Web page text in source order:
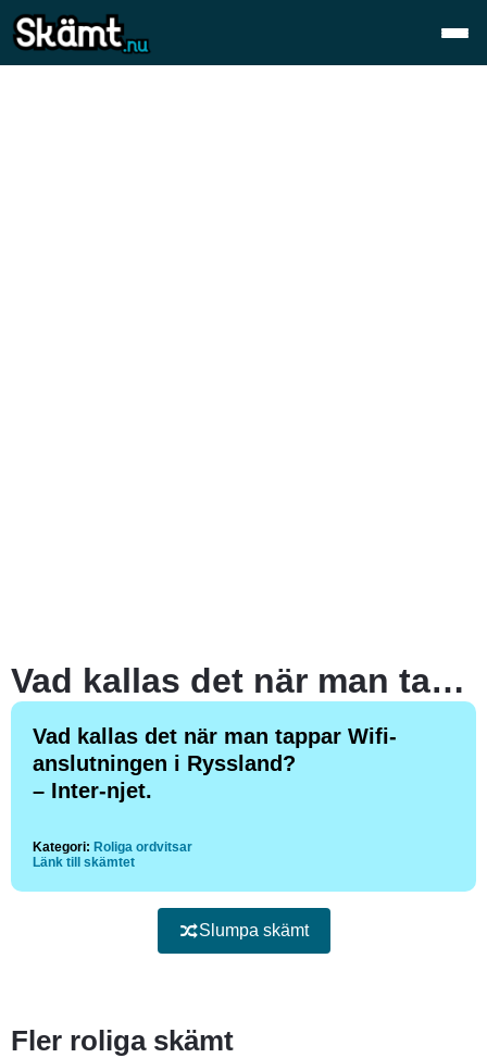
Vad kallas det när man tappar Wifi-anslutningen i Ryssland?
Vad kallas det när man tappar Wifi-
anslutningen i Ryssland?
– Inter-njet.
Kategori: Roliga ordvitsar
Länk till skämtet
Slumpa skämt
Fler roliga skämt